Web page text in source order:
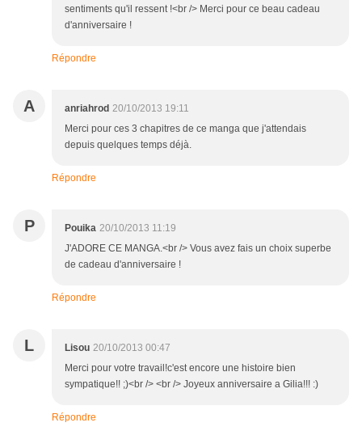
sentiments qu'il ressent !<br /> Merci pour ce beau cadeau
d'anniversaire !
Répondre
A anriahrod 20/10/2013 19:11
Merci pour ces 3 chapitres de ce manga que j'attendais
depuis quelques temps déjà.
Répondre
P Pouika 20/10/2013 11:19
J'ADORE CE MANGA.<br /> Vous avez fais un choix superbe
de cadeau d'anniversaire !
Répondre
L Lisou 20/10/2013 00:47
Merci pour votre travail!c'est encore une histoire bien
sympatique!! ;)<br /> <br /> Joyeux anniversaire a Gilia!!! :)
Répondre